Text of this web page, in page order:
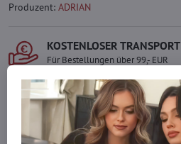
Produzent: ADRIAN
KOSTENLOSER TRANSPORT
Für Bestellungen über 99,- EUR
LIEFERUNG PER KURIER
Schnell und direkt nach Hause.
SICHERE ZAHLUNGEN
Gesicherte Online-Zahlungen